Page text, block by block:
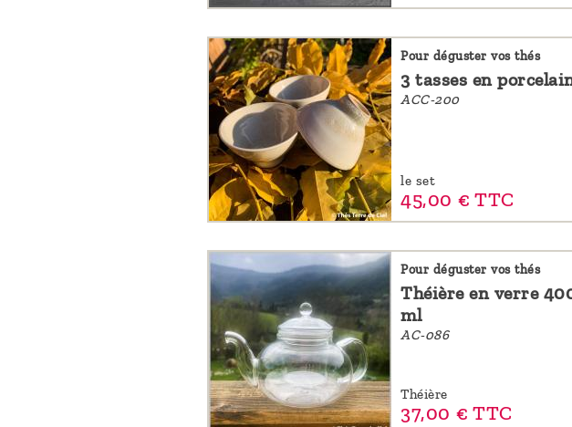
Pour déguster vos thés
3 tasses en
ACC-200
le set
45,00 € TTC
Pour déguster vos thés
Théière en verre
ml
AC-086
Théière
37,00 € TTC